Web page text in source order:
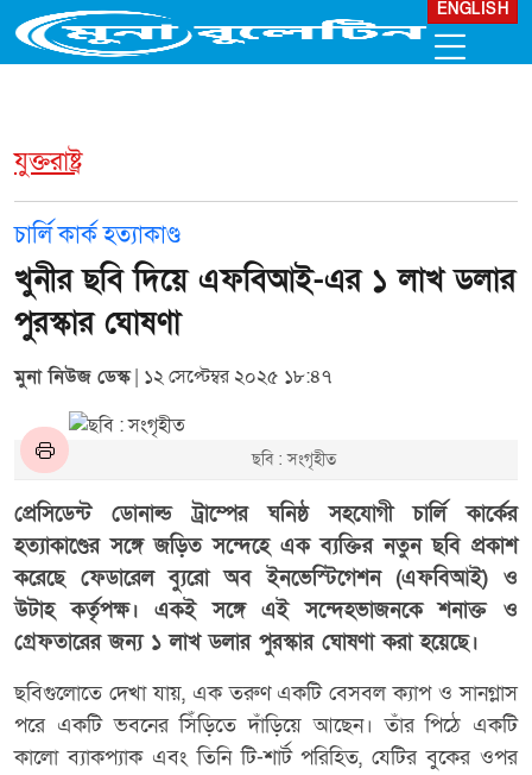
ENGLISH
যুক্তরাষ্ট্র
চার্লি কার্ক হত্যাকাণ্ড
খুনীর ছবি দিয়ে এফবিআই-এর ১ লাখ ডলার
পুরস্কার ঘোষণা
মুনা নিউজ ডেস্ক| ১২ সেপ্টেম্বর ২০২৫ ১৮:৪৭
ছবি : সংগৃহীত
প্রেসিডেন্ট ডোনাল্ড ট্রাম্পের ঘনিষ্ঠ সহযোগী চার্লি কার্কের
হত্যাকাণ্ডের সঙ্গে জড়িত সন্দেহে এক ব্যক্তির নতুন ছবি প্রকাশ
করেছে ফেডারেল ব্যুরো অব ইনভেস্টিগেশন (এফবিআই) ও
উটাহ কর্তৃপক্ষ। একই সঙ্গে এই সন্দেহভাজনকে শনাক্ত ও
গ্রেফতারের জন্য ১ লাখ ডলার পুরস্কার ঘোষণা করা হয়েছে।
ছবিগুলোতে দেখা যায়, এক তরুণ একটি বেসবল ক্যাপ ও সানগ্লাস
পরে একটি ভবনের সিঁড়িতে দাঁড়িয়ে আছেন। তাঁর পিঠে একটি
কালো ব্যাকপ্যাক এবং তিনি টি-শার্ট পরিহিত, যেটির বুকের ওপর